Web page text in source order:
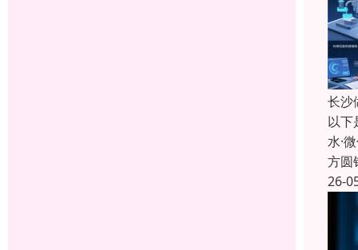
长沙
以下
水·
方圆
26-